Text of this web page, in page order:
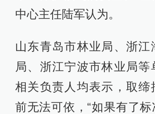
中心主任陆军认为。
山东青岛市林业局、浙江
局、浙江宁波市林业局等
相关负责人均表示，取缔
前无法可依，“如果有了